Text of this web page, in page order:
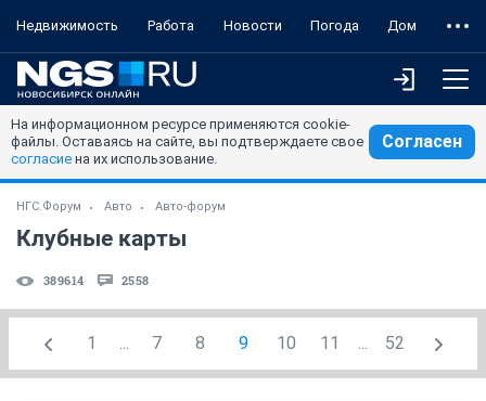
Недвижимость Работа Новости Погода Дом
На информационном ресурсе применяются cookie-
файлы. Оставаясь на сайте, вы подтверждаете свое
согласие на их использование.
Согласен
НГС.Форум Авто Авто-форум
Клубные карты
389614 2558
1 ... 7 8 9 10 11 ... 52